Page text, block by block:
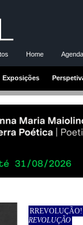
Home
Exposições
REVOLUÇÃO